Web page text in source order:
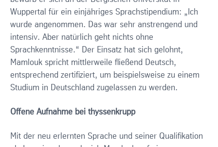
Wuppertal für ein einjähriges Sprachstipendium: „Ich
wurde angenommen. Das war sehr anstrengend und
intensiv. Aber natürlich geht nichts ohne
Sprachkenntnisse.“ Der Einsatz hat sich gelohnt,
Mamlouk spricht mittlerweile fließend Deutsch,
entsprechend zertifiziert, um beispielsweise zu einem
Studium in Deutschland zugelassen zu werden.
Offene Aufnahme bei thyssenkrupp
Mit der neu erlernten Sprache und seiner Qualifikation